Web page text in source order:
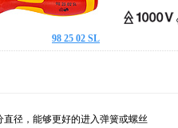
98 25 02 SL
直径，能够更好的进入弹簧或螺丝